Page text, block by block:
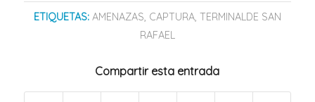
ETIQUETAS: AMENAZAS, CAPTURA, TERMINALDE SAN
RAFAEL
Compartir esta entrada